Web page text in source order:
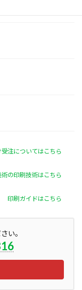
注についてはこちら
術の印刷技術はこちら
印刷ガイドはこちら
い。